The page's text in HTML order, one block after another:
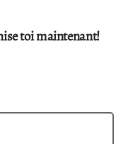
toi maintenant!